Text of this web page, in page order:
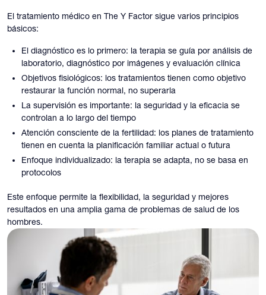
El tratamiento médico en The Y Factor sigue varios principios
básicos:
El diagnóstico es lo primero: la terapia se guía por análisis de
laboratorio, diagnóstico por imágenes y evaluación clínica
Objetivos fisiológicos: los tratamientos tienen como objetivo
restaurar la función normal, no superarla
La supervisión es importante: la seguridad y la eficacia se
controlan a lo largo del tiempo
Atención consciente de la fertilidad: los planes de tratamiento
tienen en cuenta la planificación familiar actual o futura
Enfoque individualizado: la terapia se adapta, no se basa en
protocolos
Este enfoque permite la flexibilidad, la seguridad y mejores
resultados en una amplia gama de problemas de salud de los
hombres.